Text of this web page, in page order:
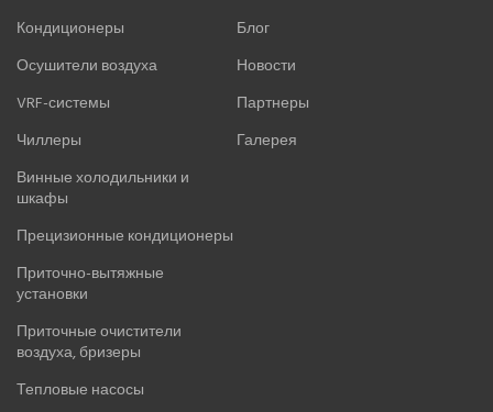
Кондиционеры
Осушители воздуха
VRF-системы
Чиллеры
Винные холодильники и
шкафы
Прецизионные кондиционеры
Приточно-вытяжные
установки
Приточные очистители
воздуха, бризеры
Тепловые насосы
Блог
Новости
Партнеры
Галерея